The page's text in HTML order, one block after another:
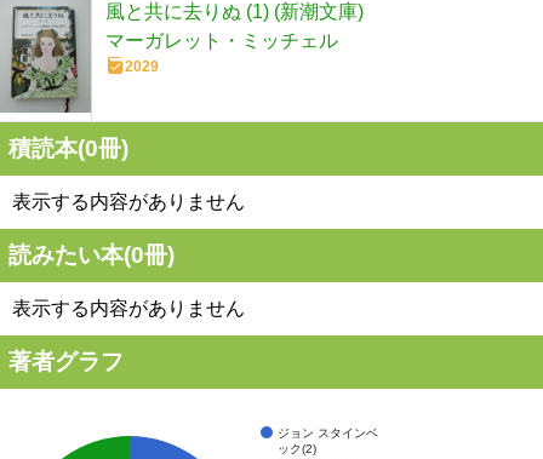
風と共に去りぬ (1) (新潮文庫)
マーガレット・ミッチェル
2029
積読本(0冊)
表示する内容がありません
読みたい本(0冊)
表示する内容がありません
著者グラフ
ジョン スタインベ
ック(2)